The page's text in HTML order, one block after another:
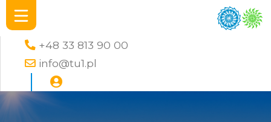
+48 33 813 90 00
info@tu1.pl